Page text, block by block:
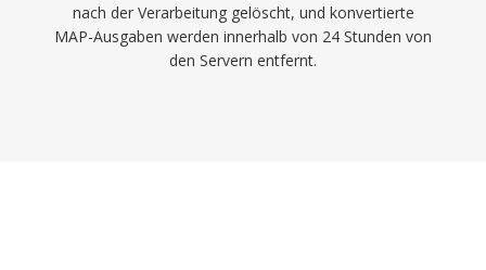
nach der Verarbeitung gelöscht, und konvertierte
MAP-Ausgaben werden innerhalb von 24 Stunden von
den Servern entfernt.